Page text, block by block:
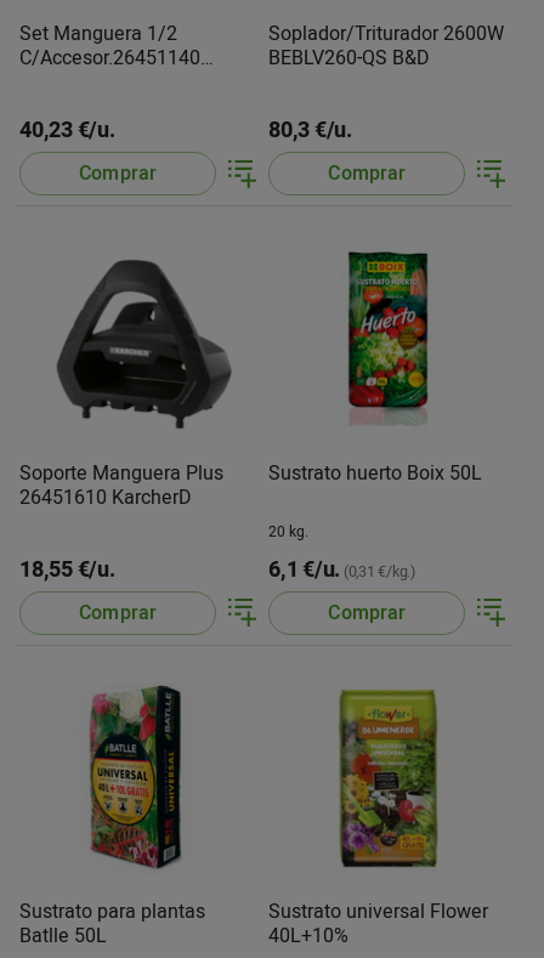
Set Manguera 1/2
C/Accesor.26451140
40,23 €/u.
Comprar
Soplador/Triturador 2600W
BEBLV260-QS B&D
80,3 €/u.
Comprar
Soporte Manguera Plus
26451610 KarcherD
18,55 €/u.
Comprar
Sustrato huerto Boix 50L
20 kg.
6,1 €/u. (0,31 €/kg.)
Comprar
Sustrato para plantas
Batlle 50L
Sustrato universal Flower
40L+10%